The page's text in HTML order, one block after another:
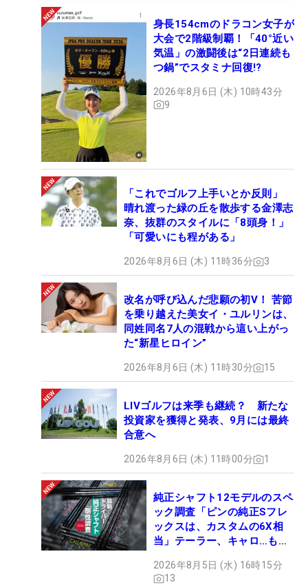
身長154cmのドラコン女子が
大会で2階級制覇！「40°近い
気温」の激闘後は“2日連続も
つ鍋”でスタミナ回復!?
2026年8月6日 (木) 10時43分
9
「これでゴルフ上手いとか反則」
晴れ渡った緑の丘を散歩する金澤志
奈、抜群のスタイルに「8頭身！」
「可愛いにも程がある」
2026年8月6日 (木) 11時36分 3
改名が呼び込んだ悲願の初V！ 苦節
を乗り越えた美女イ・ユルリンは、
同姓同名7人の混戦から這い上がっ
た“新星ヒロイン”
2026年8月6日 (木) 11時30分 15
LIVゴルフは来季も継続？ 新たな
投資家を獲得と発表、9月には最終
合意へ
2026年8月6日 (木) 11時00分 1
純正シャフト12モデルのスペ
ック調査「ピンの純正Sフレ
ックスは、カスタムの6X相
当」テーラー、キャロ…もチ
2026年8月5日 (水) 16時15分
13